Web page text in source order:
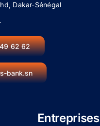
Dakar-Sénégal
62 62
bank.sn
Entreprises